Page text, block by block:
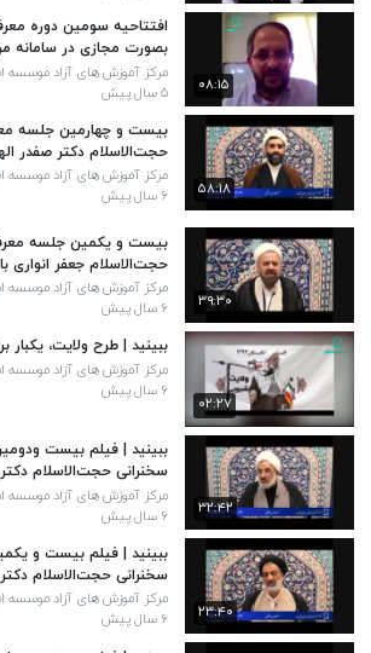
۰۸:۱۵
افتتاحیه سومین دوره
بصورت مجازی در سامانه
های بنیادین موسسه امام
مرکز آموزش های آزاد موسسه
۵ سال پیش
۵۸:۱۸
بیست و چهارمین جلسه
حجت‌الاسلام دکتر صفدر
اسلامی، انسان غربی
مرکز آموزش های آزاد موسسه
۶ سال پیش
۳۹:۳۰
بیست و یکمین جلسه
حجت‌الاسلام جعفر انواری
شبهات وهابیت
مرکز آموزش های آزاد موسسه
۶ سال پیش
۰۲:۲۷
ببینید | طرح ولایت، یکبار
مرکز آموزش های آزاد موسسه
۶ سال پیش
۳۲:۴۲
ببینید | فیلم بیست
سخنرانی حجت‌الاسلام
مرکز آموزش های آزاد موسسه
۶ سال پیش
۲۳:۴۰
ببینید | فیلم بیست و
سخنرانی حجت‌الاسلام
مرکز آموزش های آزاد موسسه
۶ سال پیش